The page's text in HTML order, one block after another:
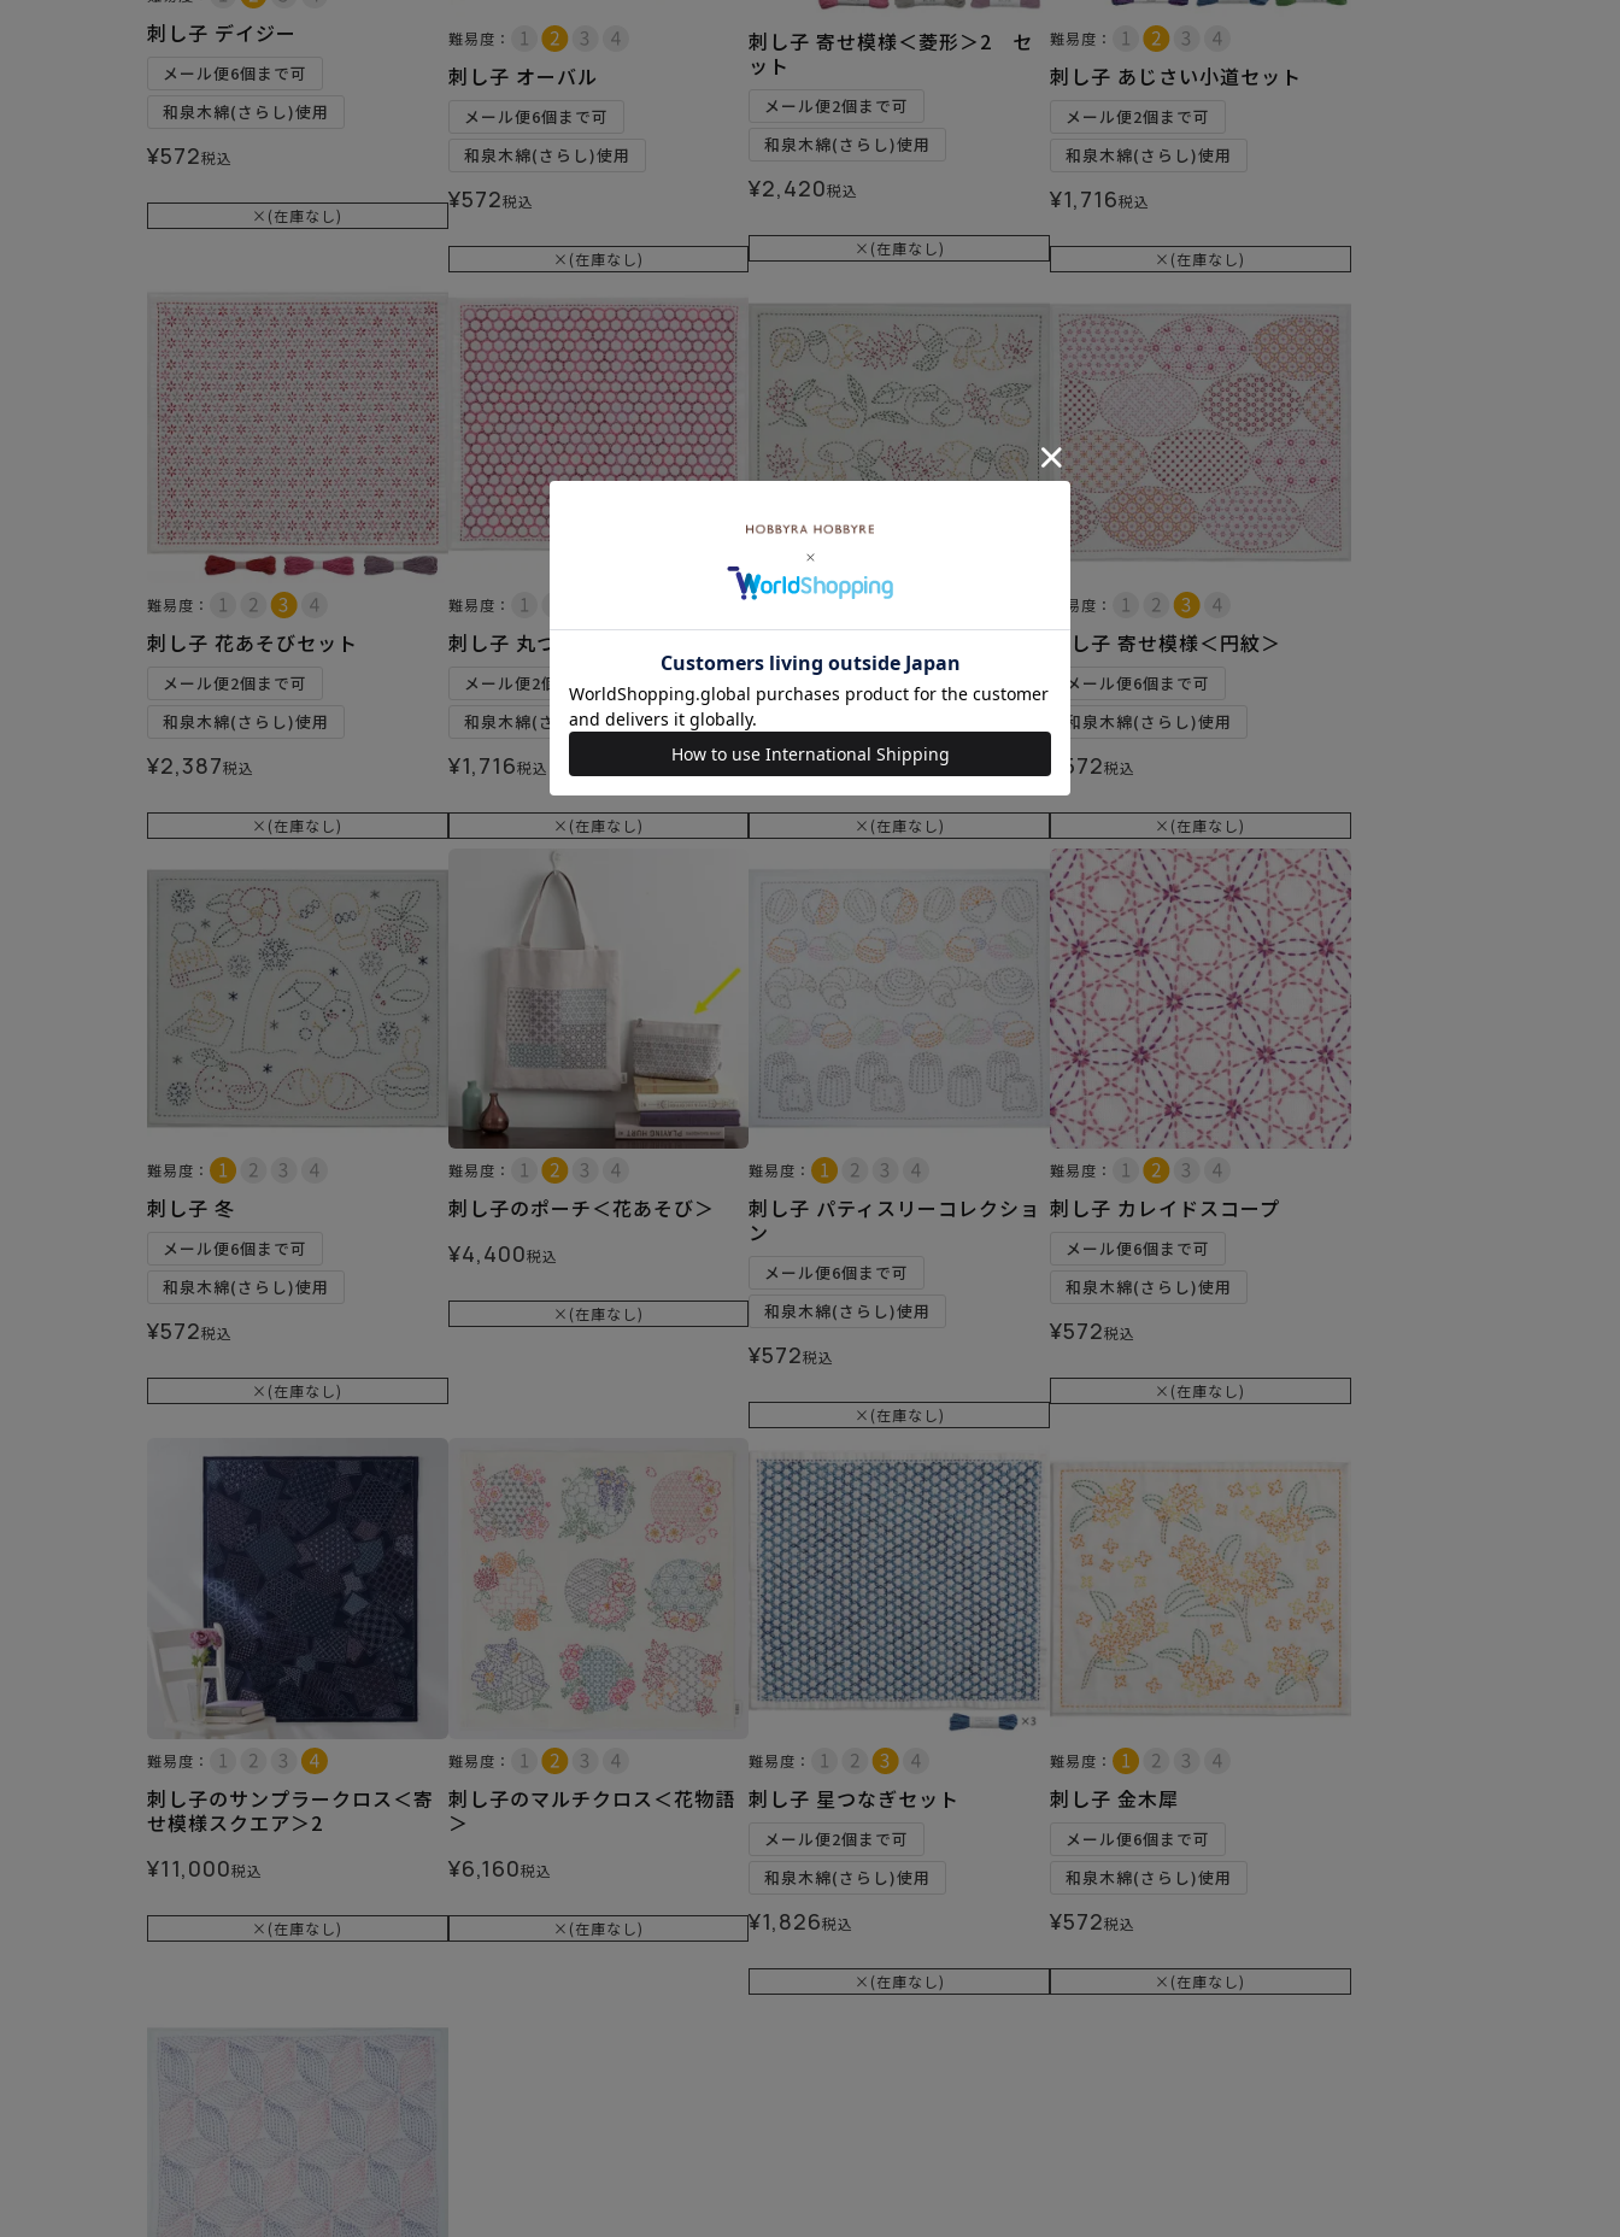
刺し子 デイジー
メール便6個まで可
和泉木綿(さらし)使用
¥572税込
×(在庫なし)
難易度：
刺し子 オーバル
メール便6個まで可
和泉木綿(さらし)使用
¥572税込
×(在庫なし)
刺し子 寄せ模様＜菱形＞2 セ
ット
メール便2個まで可
和泉木綿(さらし)使用
¥2,420税込
×(在庫なし)
難易度：
刺し子 あじさい小道セット
メール便2個まで可
和泉木綿(さらし)使用
¥1,716税込
×(在庫なし)
難易度：
刺し子 花あそびセット
メール便2個まで可
和泉木綿(さらし)使用
¥2,387税込
×(在庫なし)
難易度：
刺し子 丸つなぎセット
メール便2個まで可
和泉木綿(さらし)使用
¥1,716税込
×(在庫なし)
難易度：
メール便6個まで可
¥572 税込
×(在庫なし)
難易度：
刺し子 寄せ模様＜円紋＞
メール便6個まで可
和泉木綿(さらし)使用
572税込
×(在庫なし)
難易度：
刺し子 冬
メール便6個まで可
和泉木綿(さらし)使用
¥572税込
×(在庫なし)
難易度：
刺し子のポーチ＜花あそび＞
¥4,400税込
×(在庫なし)
難易度：
刺し子 パティスリーコレクショ
ン
メール便6個まで可
和泉木綿(さらし)使用
¥572税込
×(在庫なし)
難易度：
刺し子 カレイドスコープ
メール便6個まで可
和泉木綿(さらし)使用
¥572税込
×(在庫なし)
難易度：
刺し子のサンプラークロス＜寄
せ模様スクエア＞2
¥11,000税込
×(在庫なし)
難易度：
刺し子のマルチクロス＜花物語
＞
¥6,160税込
×(在庫なし)
難易度：
刺し子 星つなぎセット
メール便2個まで可
和泉木綿(さらし)使用
¥1,826税込
×(在庫なし)
難易度：
刺し子 金木犀
メール便6個まで可
和泉木綿(さらし)使用
¥572税込
×(在庫なし)